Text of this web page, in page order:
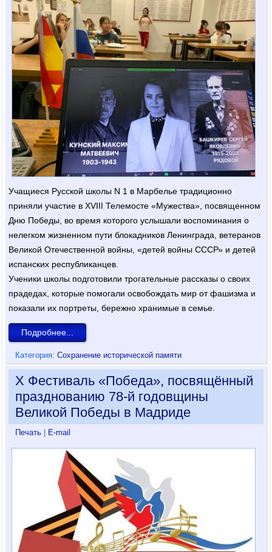
Учащиеся Русской школы N 1 в Марбелье традиционно
приняли участие в XVIII Телемосте «Мужества», посвященном
Дню Победы, во время которого услышали воспоминания о
нелегком жизненном пути блокадников Ленинграда, ветеранов
Великой Отечественной войны, «детей войны СССР» и детей
испанских республиканцев.
Ученики школы подготовили трогательные рассказы о своих
прадедах, которые помогали освобождать мир от фашизма и
показали их портреты, бережно хранимые в семье.
Подробнее...
Категория:Сохранение исторической памяти
X Фестиваль «Победа», посвящённый
празднованию 78-й годовщины
Великой Победы в Мадриде
Печать E-mail